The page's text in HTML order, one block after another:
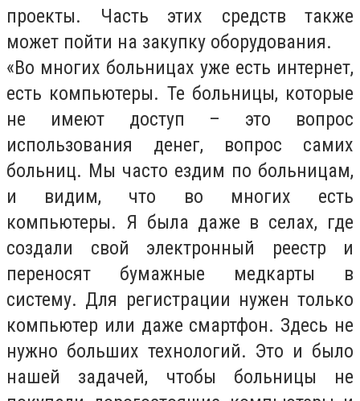
проекты. Часть этих средств также
может пойти на закупку оборудования.
«Во многих больницах уже есть интернет,
есть компьютеры. Те больницы, которые
не имеют доступ – это вопрос
использования денег, вопрос самих
больниц. Мы часто ездим по больницам,
и видим, что во многих есть
компьютеры. Я была даже в селах, где
создали свой электронный реестр и
переносят бумажные медкарты в
систему. Для регистрации нужен только
компьютер или даже смартфон. Здесь не
нужно больших технологий. Это и было
нашей задачей, чтобы больницы не